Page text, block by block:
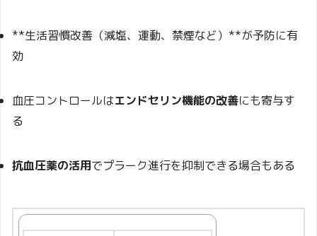
**生活習慣改善（減塩、運動、禁煙など）**が予防に有
効
血圧コントロールはエンドセリン機能の改善にも寄与す
る
抗血圧薬の活用でプラーク進行を抑制できる場合もある